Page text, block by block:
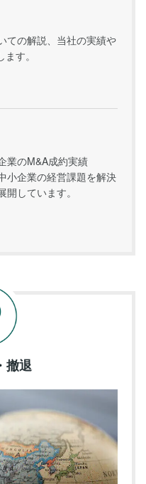
ての解説、当社の実績や
す。
業のM&A成約実績
小企業の経営課題を解決
しています。
撤退